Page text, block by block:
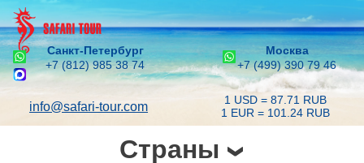
Санкт-Петербург
+7 (812) 985 38 74
Москва
+7 (499) 390 79 46
info@safari-tour.com
1 USD = 87.71 RUB
1 EUR = 101.24 RUB
Страны